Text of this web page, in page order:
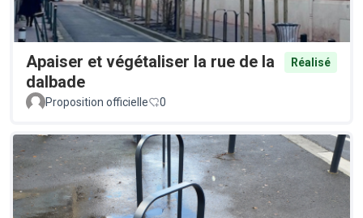
Apaiser et végétaliser la rue de la
dalbade
Réalisé
Proposition officielle 0